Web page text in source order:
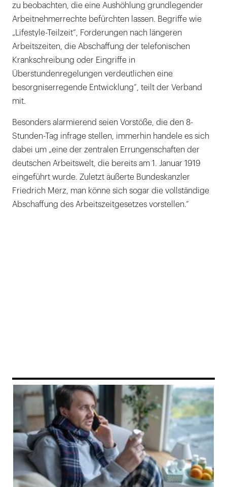
zu beobachten, die eine Aushöhlung grundlegender
Arbeitnehmerrechte befürchten lassen. Begriffe wie
„Lifestyle-Teilzeit“, Forderungen nach längeren
Arbeitszeiten, die Abschaffung der telefonischen
Krankschreibung oder Eingriffe in
Überstundenregelungen verdeutlichen eine
besorgniserregende Entwicklung“, teilt der Verband
mit.
Besonders alarmierend seien Vorstöße, die den 8-
Stunden-Tag infrage stellen, immerhin handele es sich
dabei um „eine der zentralen Errungenschaften der
deutschen Arbeitswelt, die bereits am 1. Januar 1919
eingeführt wurde. Zuletzt äußerte Bundeskanzler
Friedrich Merz, man könne sich sogar die vollständige
Abschaffung des Arbeitszeitgesetzes vorstellen.“
169